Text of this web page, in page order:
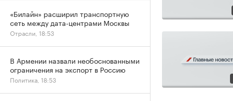
«Билайн» расширил транспортную
сеть между дата-центрами Москвы
Отрасли, 18:53
В Армении назвали необоснованными
ограничения на экспорт в Россию
Политика, 18:53